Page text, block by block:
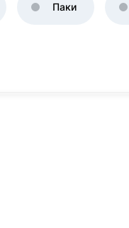
Паки